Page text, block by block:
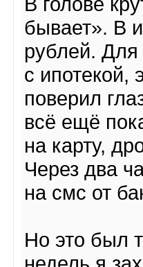
бывает». В
рублей. Для
с ипотекой,
поверил
всё ещё
на карту,
Через два
на смс от
Но это был